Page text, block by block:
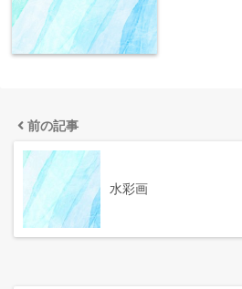
前の記事
水彩画